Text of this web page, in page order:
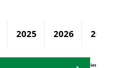
2025 2026 2027
Agenda Secretárias